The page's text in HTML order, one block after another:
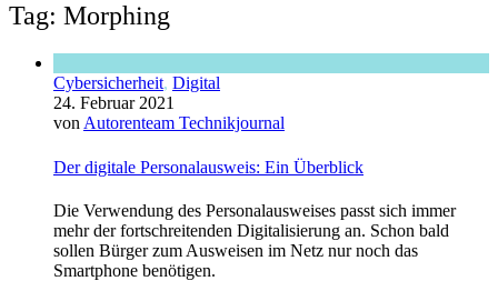
Tag: Morphing
Cybersicherheit, Digital
24. Februar 2021
von Autorenteam Technikjournal
Der digitale Personalausweis: Ein Überblick
Die Verwendung des Personalausweises passt sich immer
mehr der fortschreitenden Digitalisierung an. Schon bald
sollen Bürger zum Ausweisen im Netz nur noch das
Smartphone benötigen.